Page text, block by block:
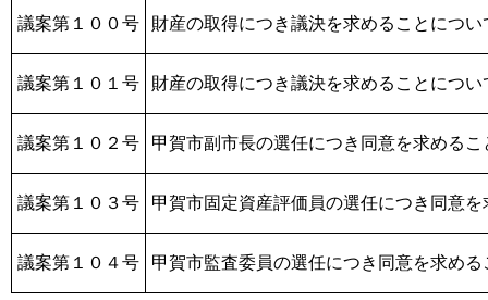
議案第１００号 財産の取得につき議決を求めることについ
議案第１０１号 財産の取得につき議決を求めることについ
議案第１０２号 甲賀市副市長の選任につき同意を求めるこ
議案第１０３号 甲賀市固定資産評価員の選任につき同意
議案第１０４号 甲賀市監査委員の選任につき同意を求め